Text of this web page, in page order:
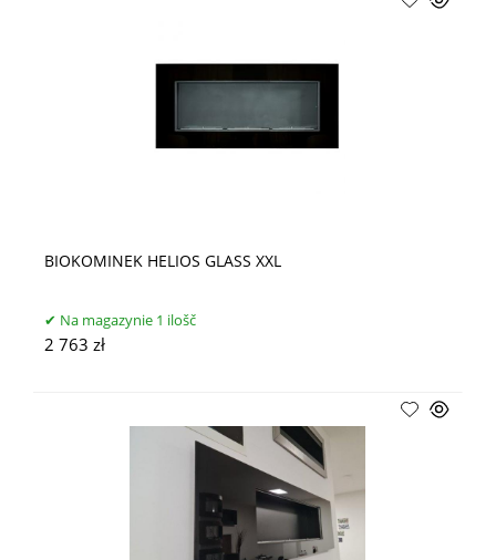
BIOKOMINEK HELIOS GLASS XXL
Na magazynie 1 ilošč
2 763 zł